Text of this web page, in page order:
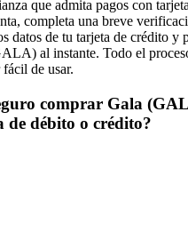
que admita pagos con
completa una breve
datos de tu tarjeta de crédito y
al instante. Todo el
fácil de usar.
comprar Gala
de débito o crédito?